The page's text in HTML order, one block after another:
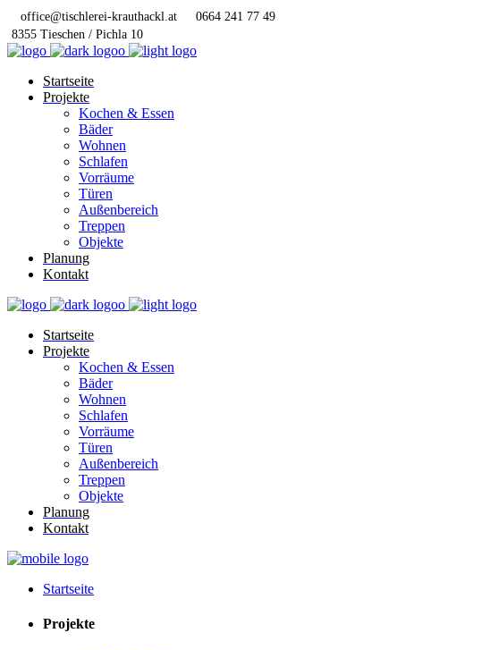
office@tischlerei-krauthackl.at
0664 241 77 49
8355 Tieschen / Pichla 10
Startseite
Projekte
Kochen & Essen
Bäder
Wohnen
Schlafen
Vorräume
Türen
Außenbereich
Treppen
Objekte
Planung
Kontakt
Startseite
Projekte
Kochen & Essen
Bäder
Wohnen
Schlafen
Vorräume
Türen
Außenbereich
Treppen
Objekte
Planung
Kontakt
Startseite
Projekte